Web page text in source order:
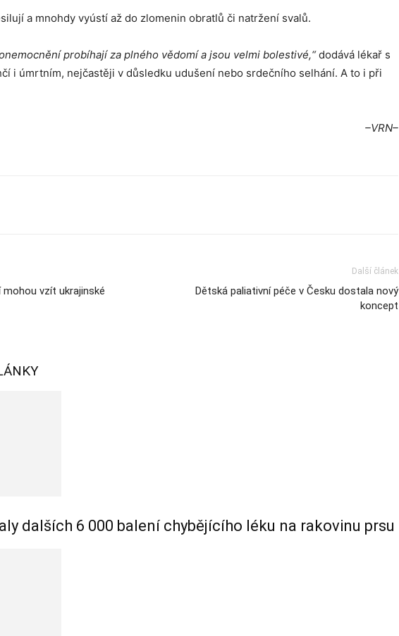
a mnohdy vyústí až do zlomenin obratlů či natržení svalů.
probíhají za plného vědomí a jsou velmi bolestivé,“dodává lékař s
i úmrtním, nejčastěji v důsledku udušení nebo srdečního selhání. A to i při
–VRN–
vzít ukrajinské
Další článek
Dětská paliativní péče v Česku dostala nový
koncept
dalších 6 000 balení chybějícího léku na rakovinu prsu